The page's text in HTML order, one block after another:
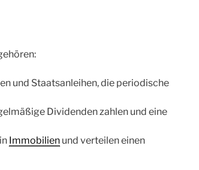
und Staatsanleihen, die periodische
Dividenden zahlen und eine
Immobilien und verteilen einen